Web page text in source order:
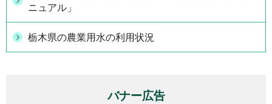
ニュアル」
栃木県の農業用水の利用状況
バナー広告